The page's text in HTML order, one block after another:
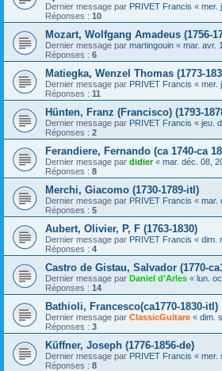
Dernier message par PRIVET Francis « mer.
Réponses : 10
Mozart, Wolfgang Amadeus (1756-
Dernier message par martingouin « mar. avr.
Réponses : 6
Matiegka, Wenzel Thomas (1773-
Dernier message par PRIVET Francis « mer.
Réponses : 11
Hünten, Franz (Francisco) (1793-
Dernier message par PRIVET Francis « jeu.
Réponses : 2
Ferandiere, Fernando (ca 1740-ca
Dernier message par didier« mar. déc. 08,
Réponses : 8
Merchi, Giacomo (1730-1789-itl)
Dernier message par PRIVET Francis « mar.
Réponses : 5
Aubert, Olivier, P, F (1763-1830)
Dernier message par PRIVET Francis « dim.
Réponses : 4
Castro de Gistau, Salvador (1770-
Dernier message par Daniel d'Arles « lun.
Réponses : 14
Bathioli, Francesco(ca1770-1830-itl)
Dernier message par ClassicGuitare « dim.
Réponses : 3
Küffner, Joseph (1776-1856-de)
Dernier message par PRIVET Francis « mer.
Réponses : 8